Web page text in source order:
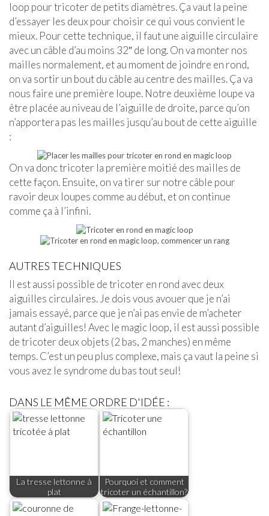
loop pour tricoter de petits diamètres. Ça vaut la peine
d’essayer les deux pour choisir ce qui vous convient le
mieux. Pour cette technique, il faut une aiguille circulaire
avec un câble d’au moins 32″ de long. On va monter nos
mailles normalement, et au moment de joindre en rond,
on va sortir un bout du câble au centre des mailles. Ça va
nous faire une première loupe. Notre deuxième loupe va
être placée au niveau de l’aiguille de droite, parce qu’on
n’apportera pas les mailles jusqu’au bout de cette aiguille
:
On va donc tricoter la première moitié des mailles de
cette façon. Ensuite, on va tirer sur notre câble pour
ravoir deux loupes comme au début, et on continue
comme ça à l’infini.
AUTRES TECHNIQUES
Il est aussi possible de tricoter en rond avec deux
aiguilles circulaires. Je dois vous avouer que je n’ai
jamais essayé, parce que je n’ai pas envie de m’acheter
autant d’aiguilles! Avec le magic loop, il est aussi possible
de tricoter deux objets (2 bas, 2 manches) en même
temps. C’est un peu plus complexe, mais ça vaut la peine si
vous avez le syndrome du bas tout seul!
DANS LE MÊME ORDRE D'IDÉE :
La tresse lettonne à
plat
Pourquoi et comment
tricoter un échantillon?